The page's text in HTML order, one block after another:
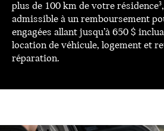
plus de 100 km de votre résidence3
admissible à un remboursement
engagées allant jusqu’à 650 $
location de véhicule, logement et
réparation.